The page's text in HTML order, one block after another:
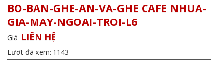
BO-BAN-GHE-AN-VA-GHE CAFE NHUA-
GIA-MAY-NGOAI-TROI-L6
Giá: LIÊN HỆ
Lượt đã xem: 1143